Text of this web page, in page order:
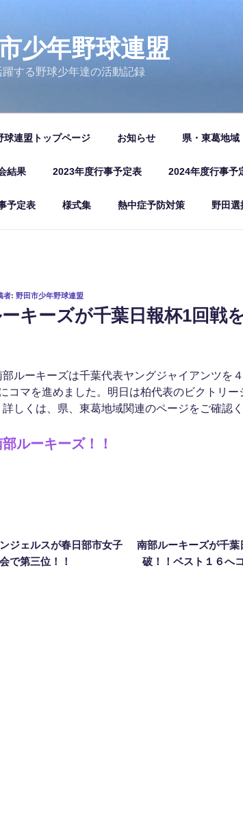
少年野球連盟
躍する野球少年達の活動記録
球連盟トップページ お知らせ 県・東葛地域
結果 2023年度行事予定表 2024年度行事予
予定表 様式集 熱中症予防対策 野田選
者: 野田市少年野球連盟
キーズが千葉日報杯1回戦
ルーキーズは千葉代表ヤングジャイアンツを
コマを進めました。明日は柏代表のビクトリー
しくは、県、東葛地域関連のページをご確認く
ルーキーズ！！
ジェルスが春日部市女子
で第三位！！
南部ルーキーズが千葉
破！！ベスト１６へ